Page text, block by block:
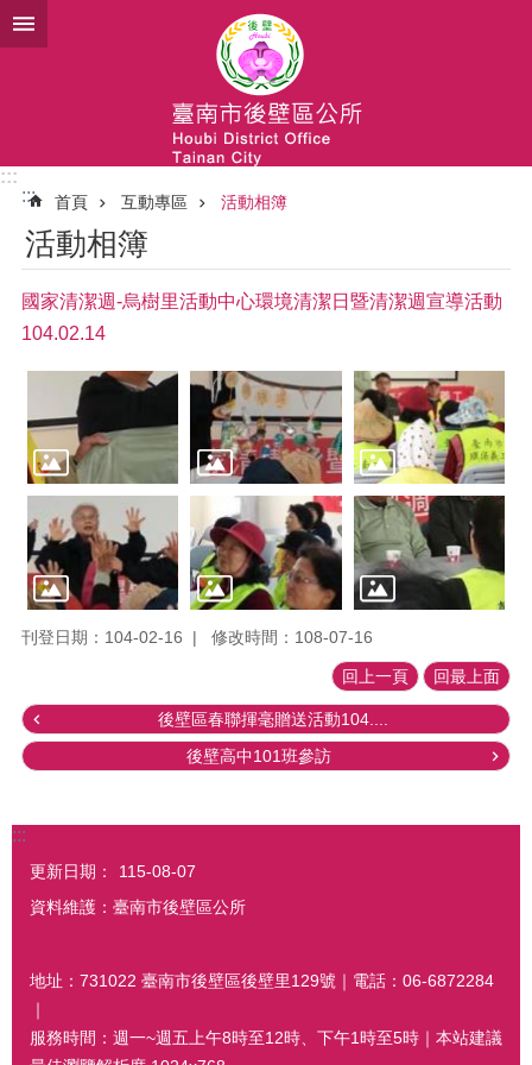
跳到主要內容區塊
:::
:::
首頁 互動專區 活動相簿
活動相簿
國家清潔週-烏樹里活動中心環境清潔日暨清潔週宣導活動
104.02.14
刊登日期：104-02-16 修改時間：108-07-16
回上一頁 回最上面
後壁區春聯揮毫贈送活動104....
後壁高中101班參訪
:::
更新日期：
115-08-07
資料維護：臺南市後壁區公所
地址：731022 臺南市後壁區後壁里129號｜電話：06-6872284
｜
服務時間：週一~週五上午8時至12時、下午1時至5時｜本站建議